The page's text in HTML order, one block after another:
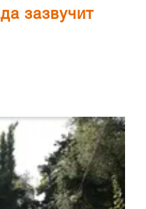
зазвучит